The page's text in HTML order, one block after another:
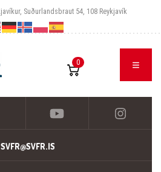
Suðurlandsbraut 54, 108 Reykjavík
0
SVFR@SVFR.IS